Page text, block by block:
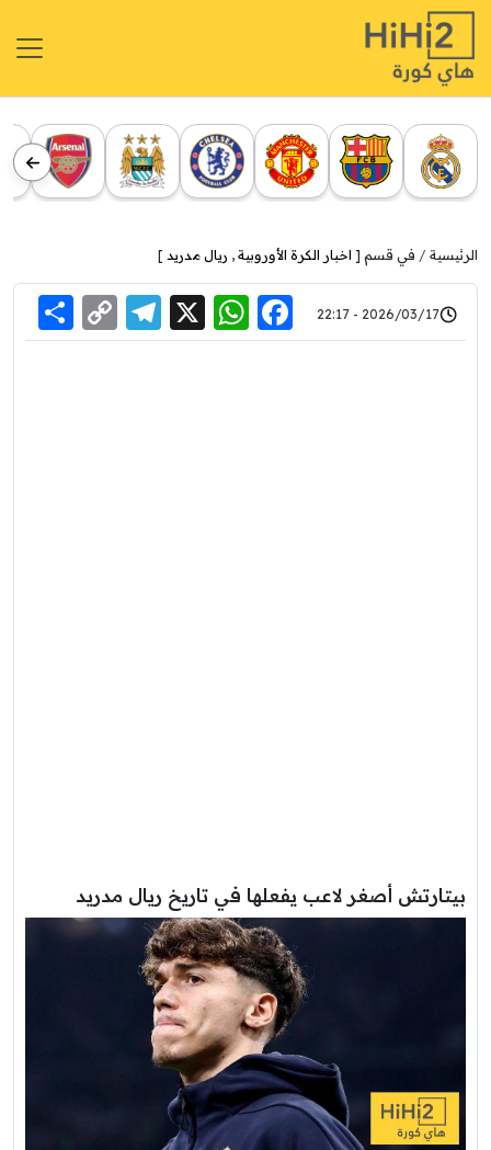
الرئيسية في قسم [ اخبار الكرة الأوروبية , ريال مدريد ]
2026/03/17 - 22:17
Facebook
WhatsApp
X
Link
بيتارتش أصغر لاعب يفعلها في تاريخ ريال مدريد